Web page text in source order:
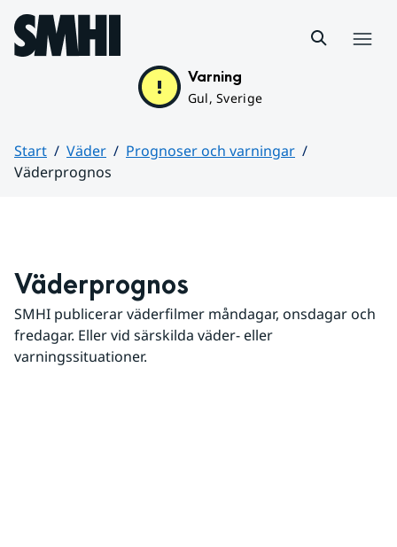
Hoppa till sidans innehåll
Varning
Gul, Sverige
Start Väder
Prognoser och varningar
Väderprognos
Väderprognos
SMHI publicerar väderfilmer måndagar, onsdagar och
fredagar. Eller vid särskilda väder- eller
varningssituationer.